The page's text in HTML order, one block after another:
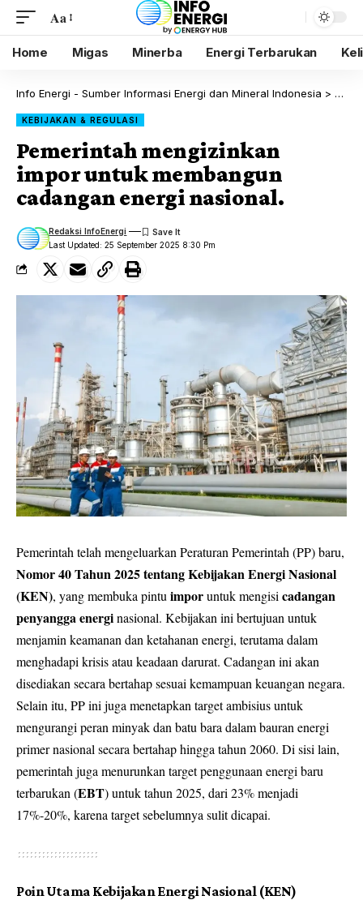
Aa
Home Migas Minerba Energi Terbarukan
Info Energi - Sumber Informasi Energi dan Mineral Indonesia > Blog
KEBIJAKAN & REGULASI
Pemerintah mengizinkan
impor untuk membangun
cadangan energi nasional.
Last Updated: 25 September 2025 8:30 Pm
Redaksi InfoEnergi
Pemerintah telah mengeluarkan Peraturan Pemerintah (PP) baru,
Nomor 40 Tahun 2025 tentang Kebijakan Energi Nasional
(KEN), yang membuka pintu imporuntuk mengisi cadangan
penyangga energinasional. Kebijakan ini bertujuan untuk
menjamin keamanan dan ketahanan energi, terutama dalam
menghadapi krisis atau keadaan darurat. Cadangan ini akan
disediakan secara bertahap sesuai kemampuan keuangan negara.
Selain itu, PP ini juga menetapkan target ambisius untuk
mengurangi peran minyak dan batu bara dalam bauran energi
primer nasional secara bertahap hingga tahun 2060. Di sisi lain,
pemerintah juga menurunkan target penggunaan energi baru
terbarukan (EBT) untuk tahun 2025, dari 23% menjadi
17%-20%, karena target sebelumnya sulit dicapai.
Poin Utama Kebijakan Energi Nasional (KEN)